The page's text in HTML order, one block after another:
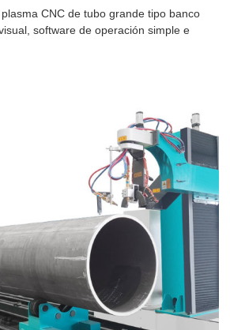
CNC de tubo grande tipo banco
software de operación simple e